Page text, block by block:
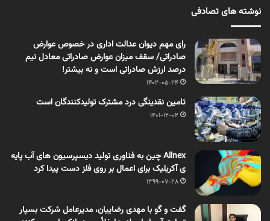
نوشته های تصادفی
رای مهم دیوان عدالت اداری در خصوص عوارض
صادراتی/ سقف میزان عوارض صادراتی معادل نیم
درصد ارزش صادراتی است و نه بیشتر!
1402-05-24
تامین نقدینگی درد مشترک تولیدکنندگان است
1401-12-02
Allnex چین به فناوری تولید دیسپرسیون های آب پایه
ی آکریلیک برای اعمال بر روی فلز دست پیدا کرد
1399-07-28
گفت و گو با مهدی رضاییان، مدیرعامل شرکت بسپار